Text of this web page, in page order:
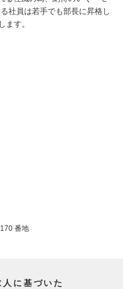
社員は若手でも部長に昇格し
ます。
番地
に基づいた